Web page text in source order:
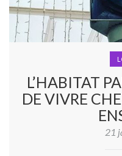
L’HABITAT
DE VIVRE
21